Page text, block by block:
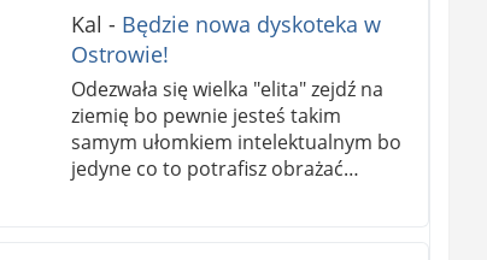
Kal - Będzie nowa dyskoteka w
Ostrowie!
Odezwała się wielka "elita" zejdź na
ziemię bo pewnie jesteś takim
samym ułomkiem intelektualnym bo
jedyne co to potrafisz obrażać…